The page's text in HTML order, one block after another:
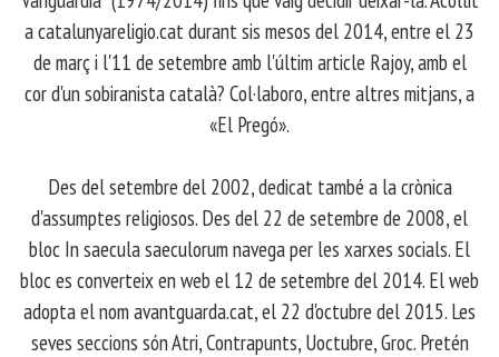
a catalunyareligio.cat durant sis mesos del 2014, entre el 23
de març i l'11 de setembre amb l'últim article Rajoy, amb el
cor d'un sobiranista català? Col·laboro, entre altres mitjans, a
«El Pregó».
​ Des del setembre del 2002, dedicat també a la crònica
d'assumptes religiosos. Des del 22 de setembre de 2008, el
bloc In saecula saeculorum navega per les xarxes socials. El
bloc es converteix en web el 12 de setembre del 2014. El web
adopta el nom avantguarda.cat, el 22 d'octubre del 2015. Les
seves seccions són Atri, Contrapunts, Uoctubre, Groc. Pretén